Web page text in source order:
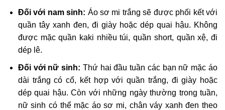
Đối với nam sinh: Áo sơ mi trắng sẽ được phối kết với
quần tây xanh đen, đi giày hoặc dép quai hậu. Không
được mặc quần kaki nhiều túi, quần short, quần xệ, đi
dép lê.
Đối với nữ sinh: Thứ hai đầu tuần các bạn nữ mặc áo
dài trắng có cổ, kết hợp với quần trắng, đi giày hoặc
dép quai hậu. Còn với những ngày thường trong tuần,
nữ sinh có thể mặc áo sơ mi, chân váy xanh đen theo